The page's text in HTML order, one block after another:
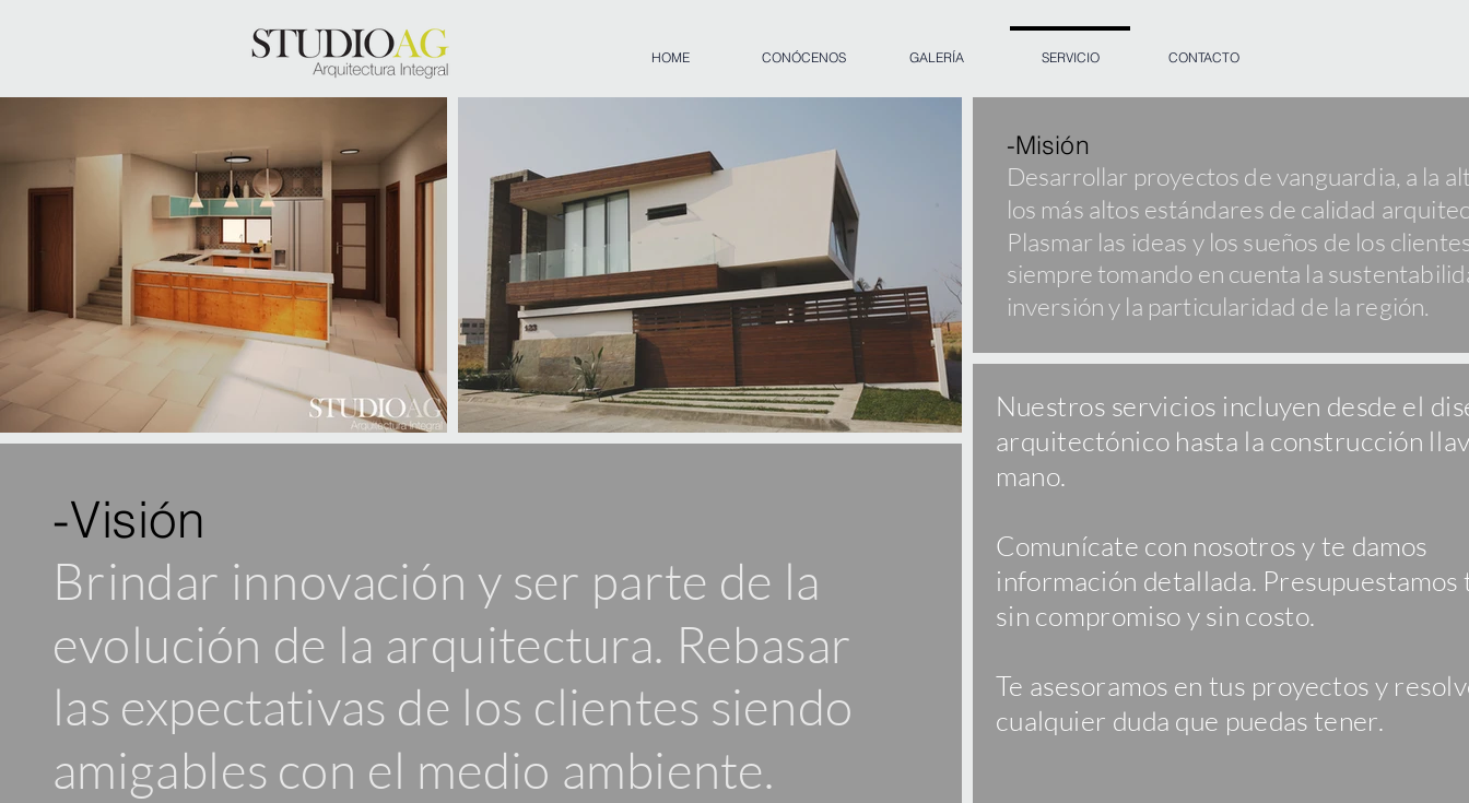
HOME CONÓCENOS GALERÍA SERVICIO CONTACTO
-Visión
Brindar innovación y ser parte de la
evolución de la arquitectura. Rebasar
las expectativas de los clientes siendo
amigables con el medio ambiente.
-Misión
Desarrollar proyectos de vanguardia, a la
los más altos estándares de calidad
Plasmar las ideas y los sueños de los
siempre tomando en cuenta la
inversión y la particularidad de la región.
Nuestros servicios incluyen desde el
arquitectónico hasta la construcción
mano.
Comunícate con nosotros y te damos
información detallada. Presupuestamos
sin compromiso y sin costo.
Te asesoramos en tus proyectos y
cualquier duda que puedas tener.